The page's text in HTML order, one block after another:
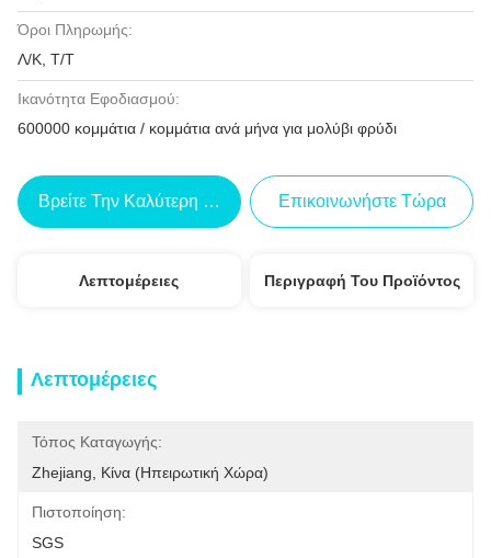
Όροι Πληρωμής:
Λ/Κ, Τ/Τ
Ικανότητα Εφοδιασμού:
600000 κομμάτια / κομμάτια ανά μήνα για μολύβι φρύδι
Βρείτε Την Καλύτερη Τιμή Επικοινωνήστε Τώρα
Λεπτομέρειες Περιγραφή Του Προϊόντος
Λεπτομέρειες
Τόπος Καταγωγής:
Zhejiang, Κίνα (ηπειρωτική Χώρα)
Πιστοποίηση:
SGS